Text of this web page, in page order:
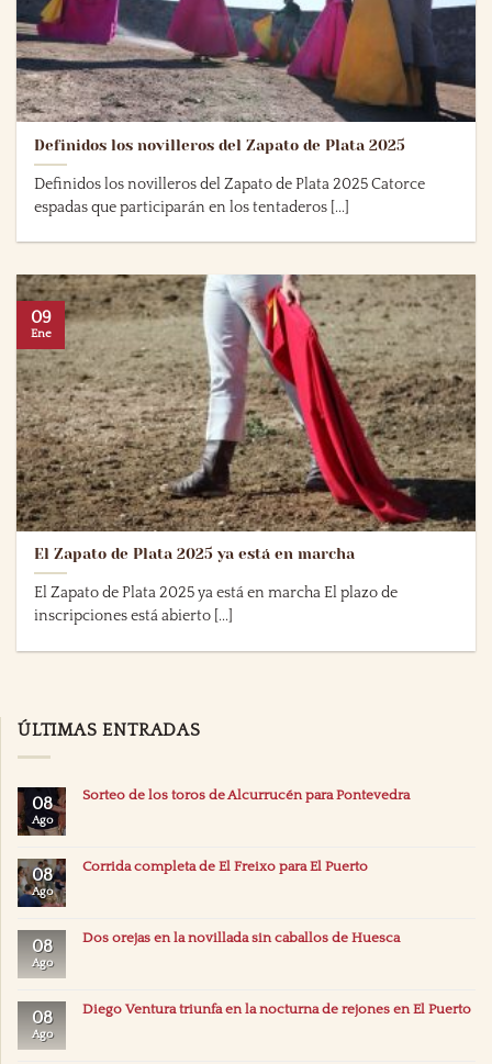
Definidos los novilleros del Zapato de Plata 2025
Definidos los novilleros del Zapato de Plata 2025 Catorce
espadas que participarán en los tentaderos [...]
El Zapato de Plata 2025 ya está en marcha
El Zapato de Plata 2025 ya está en marcha El plazo de
inscripciones está abierto [...]
09
Ene
ÚLTIMAS ENTRADAS
08
Ago
Sorteo de los toros de Alcurrucén para Pontevedra
08
Ago
Corrida completa de El Freixo para El Puerto
08
Ago
Dos orejas en la novillada sin caballos de Huesca
08
Ago
Diego Ventura triunfa en la nocturna de rejones en El Puerto